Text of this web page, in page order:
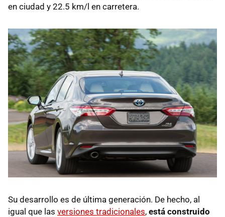
en ciudad y 22.5 km/l en carretera.
Su desarrollo es de última generación. De hecho, al
igual que las versiones tradicionales, está construido